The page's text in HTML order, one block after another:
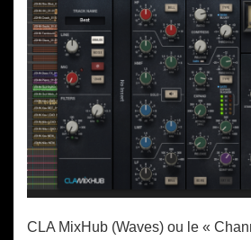
CLA MixHub (Waves) ou le «